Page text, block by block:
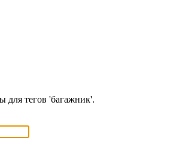
для тегов 'багажник'.